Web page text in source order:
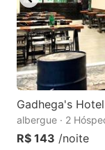
Gadhega's Hotel
albergue · 2
R$ 143 /noite